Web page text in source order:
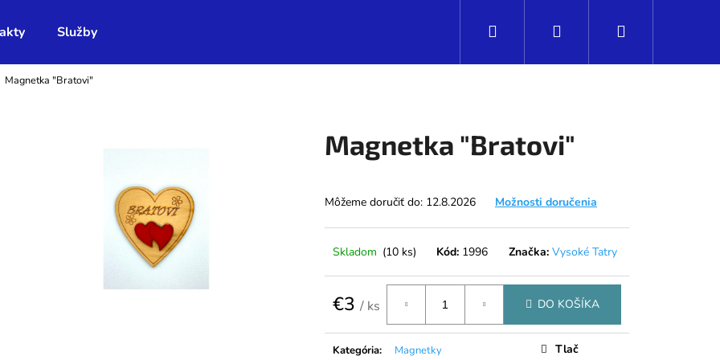
Služby Prihlásenie
Magnetka "Bratovi"
Magnetka "Bratovi"
Môžeme doručiť do: 12.8.2026 Možnosti doručenia
Skladom (10 ks) Kód: 1996 Značka: Vysoké Tatry
€3 / ks
Jednotková
cena:
DO KOŠÍKA
Kategória: Magnetky
Tlač
Čo potrebujete nájsť?
Odporúčame
Nasledujúce